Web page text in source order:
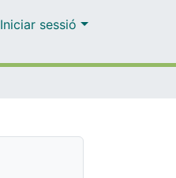
Iniciar sessió